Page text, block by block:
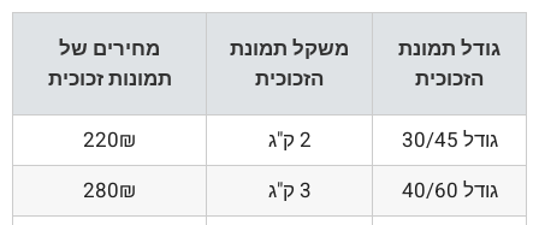
גודל תמונת
הזכוכית
משקל תמונת
הזכוכית
מחירים של
תמונות זכוכית
גודל 30/45 2 ק"ג
220₪
גודל 40/60
3 ק"ג
280₪